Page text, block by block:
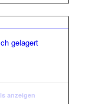
gelagert
anzeigen